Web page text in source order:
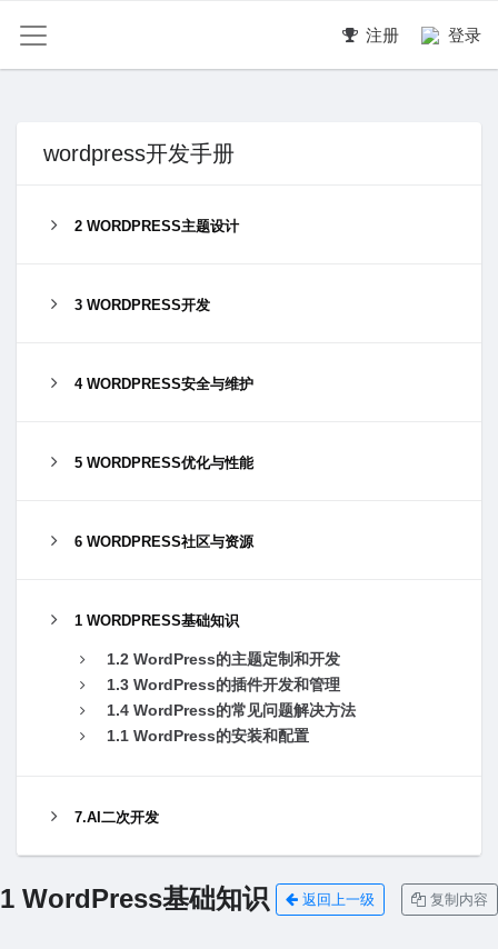
注册 登录
wordpress开发手册
2 WORDPRESS主题设计
3 WORDPRESS开发
4 WORDPRESS安全与维护
5 WORDPRESS优化与性能
6 WORDPRESS社区与资源
1 WORDPRESS基础知识
1.2 WordPress的主题定制和开发
1.3 WordPress的插件开发和管理
1.4 WordPress的常见问题解决⽅法
1.1 WordPress的安装和配置
7.AI二次开发
1 WordPress基础知识 返回上一级 复制内容